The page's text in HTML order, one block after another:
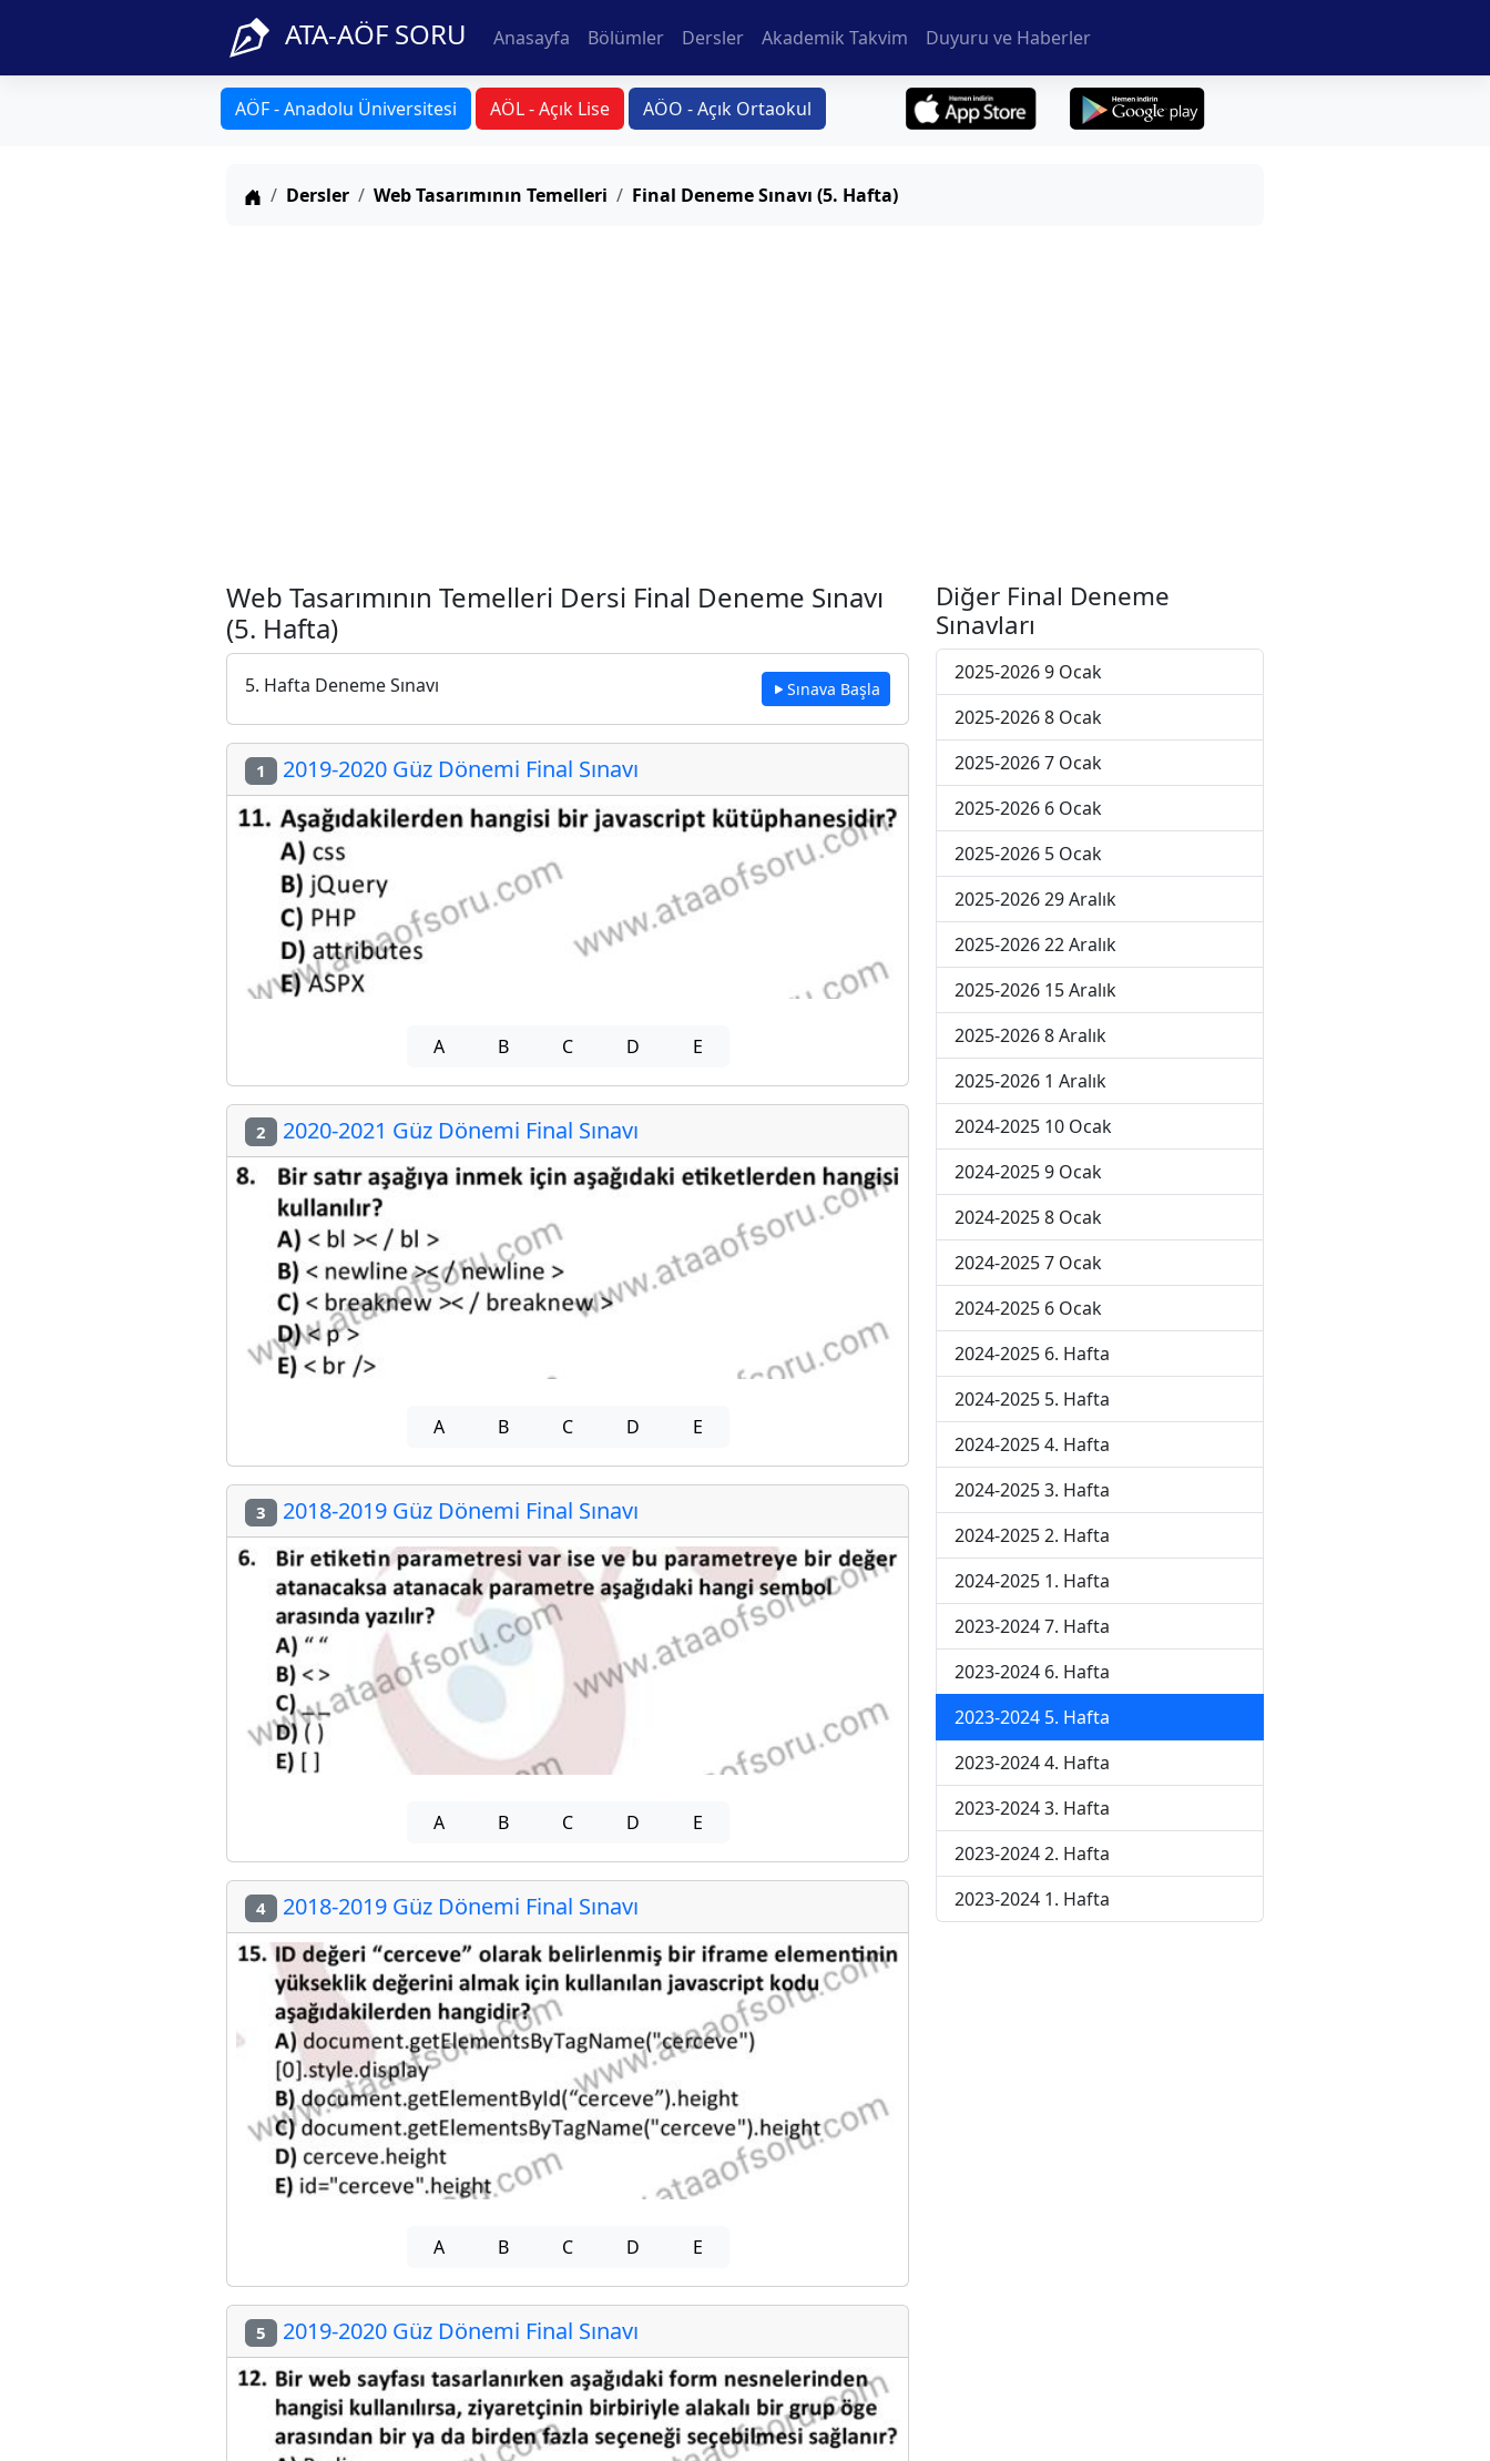
ATA-AÖF SORU Anasayfa Bölümler Dersler Akademik Takvim Duyuru ve Haberler
AÖF - Anadolu Üniversitesi AÖL - Açık Lise AÖO - Açık Ortaokul
Anasayfa
Dersler Web Tasarımının Temelleri Final Deneme Sınavı (5. Hafta)
Web Tasarımının Temelleri Dersi Final Deneme Sınavı
(5. Hafta)
5. Hafta Deneme Sınavı Sınava Başla
1 2019-2020 Güz Dönemi Final Sınavı
A B C D E
2 2020-2021 Güz Dönemi Final Sınavı
A B C D E
3 2018-2019 Güz Dönemi Final Sınavı
A B C D E
4 2018-2019 Güz Dönemi Final Sınavı
A B C D E
5 2019-2020 Güz Dönemi Final Sınavı
Diğer Final Deneme
Sınavları
2025-2026 9 Ocak
2025-2026 8 Ocak
2025-2026 7 Ocak
2025-2026 6 Ocak
2025-2026 5 Ocak
2025-2026 29 Aralık
2025-2026 22 Aralık
2025-2026 15 Aralık
2025-2026 8 Aralık
2025-2026 1 Aralık
2024-2025 10 Ocak
2024-2025 9 Ocak
2024-2025 8 Ocak
2024-2025 7 Ocak
2024-2025 6 Ocak
2024-2025 6. Hafta
2024-2025 5. Hafta
2024-2025 4. Hafta
2024-2025 3. Hafta
2024-2025 2. Hafta
2024-2025 1. Hafta
2023-2024 7. Hafta
2023-2024 6. Hafta
2023-2024 5. Hafta
2023-2024 4. Hafta
2023-2024 3. Hafta
2023-2024 2. Hafta
2023-2024 1. Hafta